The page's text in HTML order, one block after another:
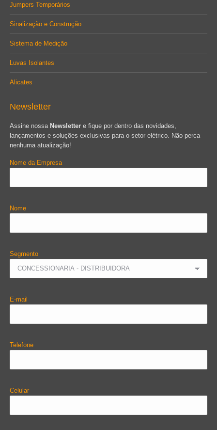
Jumpers Temporários
Sinalização e Construção
Sistema de Medição
Luvas Isolantes
Alicates
Newsletter
Assine nossa Newsletter e fique por dentro das novidades,
lançamentos e soluções exclusivas para o setor elétrico. Não perca
nenhuma atualização!
Nome da Empresa
Nome
Segmento
E-mail
Telefone
Celular